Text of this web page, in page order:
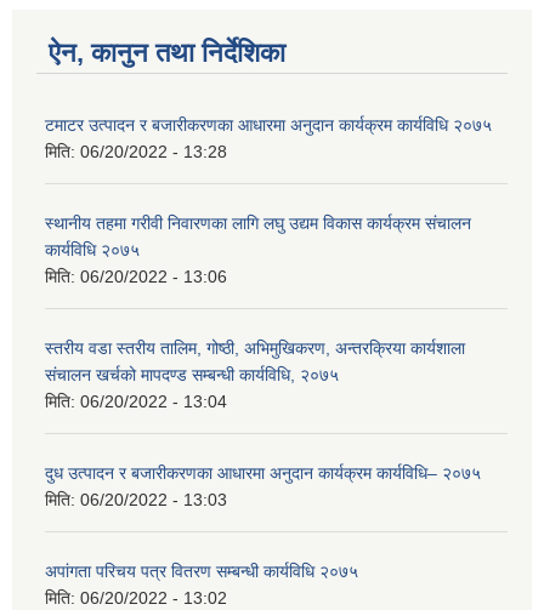
ऐन, कानुन तथा निर्देशिका
टमाटर उत्पादन र बजारीकरणका आधारमा अनुदान कार्यक्रम कार्यविधि २०७५
मिति: 06/20/2022 - 13:28
स्थानीय तहमा गरीवी निवारणका लागि लघु उद्यम विकास कार्यक्रम संचालन
कार्यविधि २०७५
मिति: 06/20/2022 - 13:06
स्तरीय वडा स्तरीय तालिम, गोष्ठी, अभिमुखिकरण, अन्तरक्रिया कार्यशाला
संचालन खर्चको मापदण्ड सम्बन्धी कार्यविधि, २०७५
मिति: 06/20/2022 - 13:04
दुध उत्पादन र बजारीकरणका आधारमा अनुदान कार्यक्रम कार्यविधि– २०७५
मिति: 06/20/2022 - 13:03
अपांगता परिचय पत्र वितरण सम्बन्धी कार्यविधि २०७५
मिति: 06/20/2022 - 13:02